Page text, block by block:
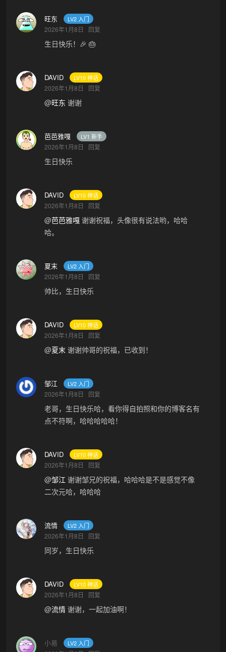
旺东 LV2 入门
2026年1月8日 回复
生日快乐！🎉 🎂
DAVID LV10 神话
2026年1月8日 回复
@旺东 谢谢
芭芭雅嘎 LV1 新手
2026年1月8日 回复
生日快乐
DAVID LV10 神话
2026年1月8日 回复
@芭芭雅嘎 谢谢祝福，头像很有说法哟，哈哈
哈。
夏末 LV2 入门
2026年1月8日 回复
帅比，生日快乐
DAVID LV10 神话
2026年1月8日 回复
@夏末 谢谢帅哥的祝福，已收到！
邹江 LV2 入门
2026年1月8日 回复
老哥，生日快乐哈，看你得自拍照和你的博客名有
点不符啊，哈哈哈哈哈！
DAVID LV10 神话
2026年1月8日 回复
@邹江 谢谢邹兄的祝福，哈哈哈是不是感觉不像
二次元哈，哈哈哈
流情 LV2 入门
2026年1月8日 回复
同岁，生日快乐
DAVID LV10 神话
2026年1月8日 回复
@流情 谢谢，一起加油啊！
小易 LV2 入门